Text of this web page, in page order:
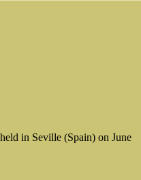
held in Seville (Spain) on June